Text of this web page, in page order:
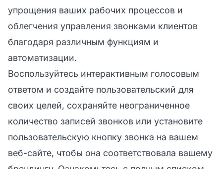
упрощения ваших рабочих процессов и
облегчения управления звонками клиентов
благодаря различным функциям и
автоматизации.
Воспользуйтесь интерактивным голосовым
ответом и создайте пользовательский для
своих целей, сохраняйте неограниченное
количество записей звонков или установите
пользовательскую кнопку звонка на вашем
веб-сайте, чтобы она соответствовала вашему